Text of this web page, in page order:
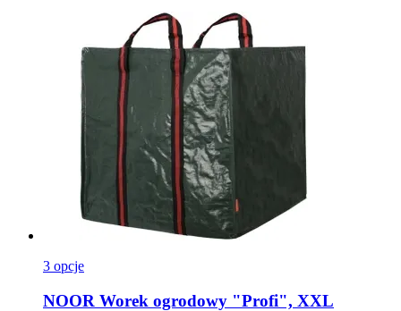
3 opcje
NOOR Worek ogrodowy "Profi", XXL